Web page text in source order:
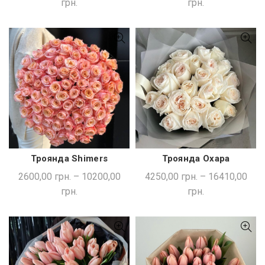
грн.
грн.
ШВИДКА ПОКУПКА
Троянда Shimers
2600,00 грн. – 10200,00
грн.
ШВИДКА ПОКУПКА
Троянда Охара
4250,00 грн. – 16410,00
грн.